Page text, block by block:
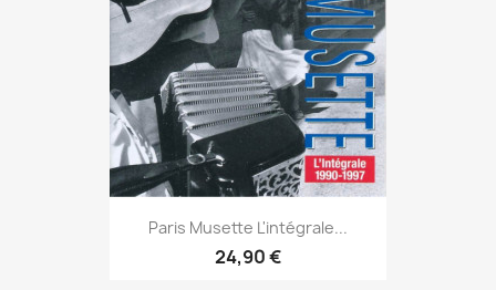
Paris Musette L'intégrale...
24,90 €